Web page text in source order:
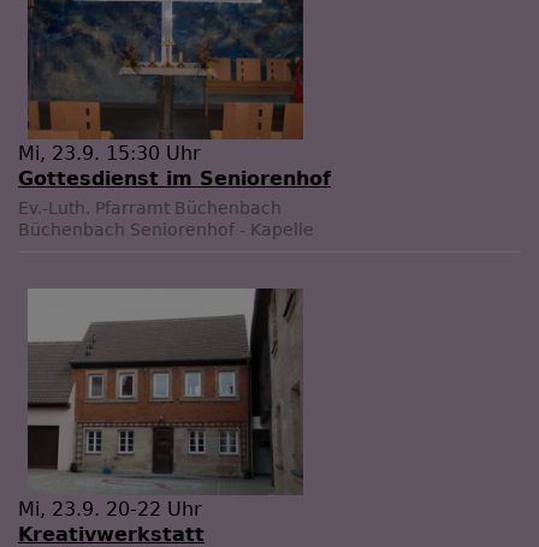
Mi, 23.9. 15:30 Uhr
Gottesdienst im Seniorenhof
Ev.-Luth. Pfarramt Büchenbach
Büchenbach Seniorenhof - Kapelle
Mi, 23.9. 20-22 Uhr
Kreativwerkstatt